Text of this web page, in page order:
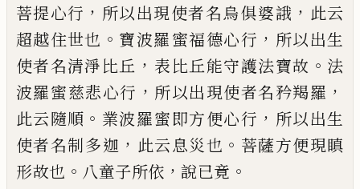
菩提心行 ， 所以出現使者名烏俱婆誐 ， 此云
超越住世也 。 寶波羅蜜福德心行 ， 所以出生
使者名清淨比丘 ， 表比丘能守護法寶故 。 法
波羅蜜慈悲心行 ， 所以出現使者名矜羯羅 ，
此云隨順 。 業波羅蜜即方便心行 ， 所以出生
使者名制多迦 ， 此云息災也 。 菩薩方便現瞋
形故也 。 八童子所依 ， 說已竟 。